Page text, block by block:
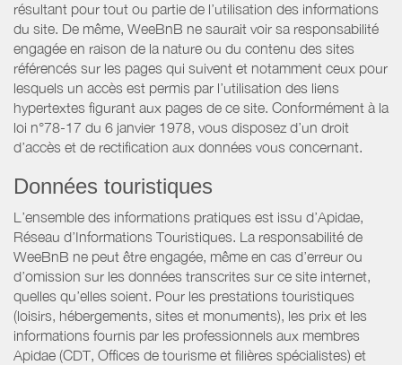
résultant pour tout ou partie de l’utilisation des informations
du site. De même, WeeBnB ne saurait voir sa responsabilité
engagée en raison de la nature ou du contenu des sites
référencés sur les pages qui suivent et notamment ceux pour
lesquels un accès est permis par l’utilisation des liens
hypertextes figurant aux pages de ce site. Conformément à la
loi n°78-17 du 6 janvier 1978, vous disposez d’un droit
d’accès et de rectification aux données vous concernant.
Données touristiques
L’ensemble des informations pratiques est issu d’Apidae,
Réseau d’Informations Touristiques. La responsabilité de
WeeBnB ne peut être engagée, même en cas d’erreur ou
d’omission sur les données transcrites sur ce site internet,
quelles qu’elles soient. Pour les prestations touristiques
(loisirs, hébergements, sites et monuments), les prix et les
informations fournis par les professionnels aux membres
Apidae (CDT, Offices de tourisme et filières spécialistes) et